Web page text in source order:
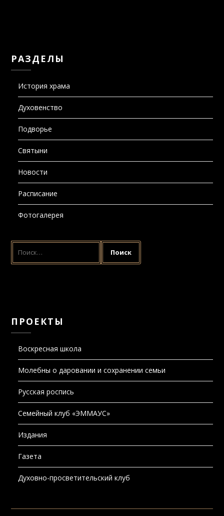
РАЗДЕЛЫ
История храма
Духовенство
Подворье
Святыни
Новости
Расписание
Фотогалерея
НАЙТИ:
ПРОЕКТЫ
Воскресная школа
Молебны о даровании и сохранении семьи
Русская роспись
Семейный клуб «ЭММАУС»
Издания
Газета
Духовно-просветительский клуб